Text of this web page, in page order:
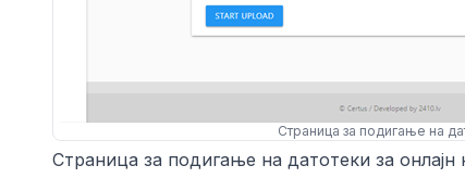
Страница за подигање на
Страница за подигање на датотеки за онлајн